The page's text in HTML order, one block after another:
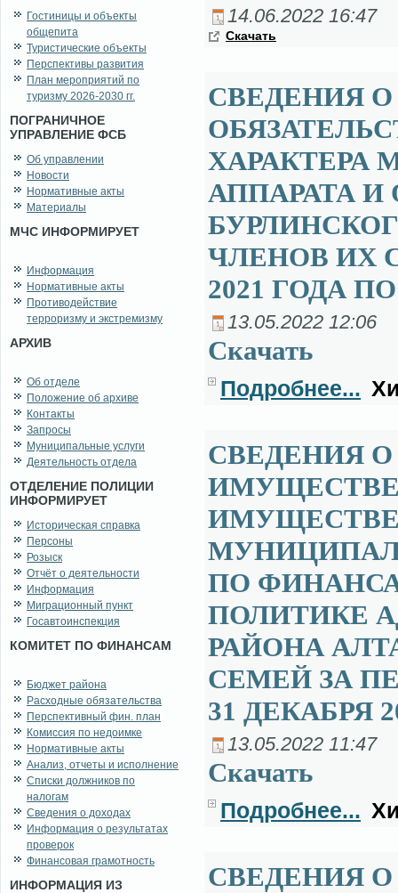
Гостиницы и объекты
общепита
Туристические объекты
Перспективы развития
План мероприятий по
туризму 2026-2030 гг.
ПОГРАНИЧНОЕ
УПРАВЛЕНИЕ ФСБ
Об управлении
Новости
Нормативные акты
Материалы
МЧС ИНФОРМИРУЕТ
Информация
Нормативные акты
Противодействие
терроризму и экстремизму
АРХИВ
Об отделе
Положение об архиве
Контакты
Запросы
Муниципальные услуги
Деятельность отдела
ОТДЕЛЕНИЕ ПОЛИЦИИ
ИНФОРМИРУЕТ
Историческая справка
Персоны
Розыск
Отчёт о деятельности
Информация
Миграционный пункт
Госавтоинспекция
КОМИТЕТ ПО ФИНАНСАМ
Бюджет района
Расходные обязательства
Перспективный фин. план
Комиссия по недоимке
Нормативные акты
Анализ, отчеты и исполнение
Списки должников по
налогам
Сведения о доходах
Информация о результатах
проверок
Финансовая грамотность
ИНФОРМАЦИЯ ИЗ
14.06.2022 16:47
Ска­чать
СВЕДЕНИЯ
АППАРАТА
ЧЛЕНОВ ИХ
2021 ГОДА
13.05.2022 12:06
Ска­чать
Подробнее...
СВЕДЕНИЯ О
ИМУЩЕСТВЕ
ПО
ПОЛИТИКЕ
РАЙОНА
СЕМЕЙ ЗА
31 ДЕКАБРЯ
13.05.2022 11:47
Ска­чать
Подробнее...
СВЕДЕНИЯ